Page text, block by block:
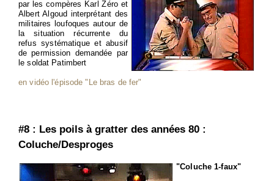
par les compères Karl Zéro et
Albert Algoud interprétant des
militaires loufoques autour de
la situation récurrente du
refus systématique et abusif
de permission demandée par
le soldat Patimbert
en vidéo l'épisode "Le bras de fer"
#8 : Les poils à gratter des années 80 :
Coluche/Desproges
"Coluche 1-faux"